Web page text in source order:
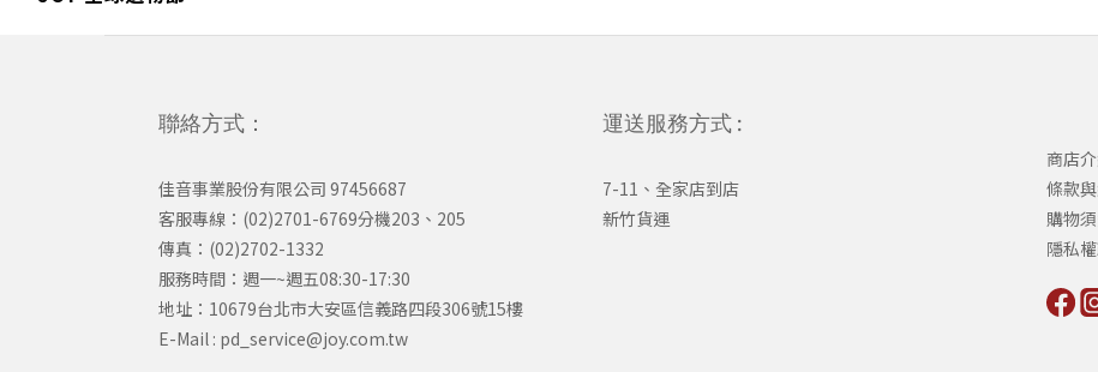
聯絡方式：
佳音事業股份有限公司 97456687
客服專線：(02)2701-6769分機203、205
傳真：(02)2702-1332
服務時間：週一~週五08:30-17:30
​地址：10679台北市大安區信義路四段306號15樓
​E-Mail : pd_service@joy.com.tw
運送服務方式 :
7-11、全家店到店
新竹貨運
商店
條款
購物
隱私